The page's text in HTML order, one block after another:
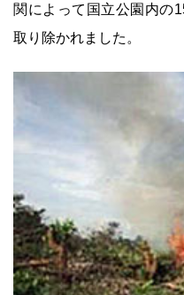
関によって国立公園内の
取り除かれました。